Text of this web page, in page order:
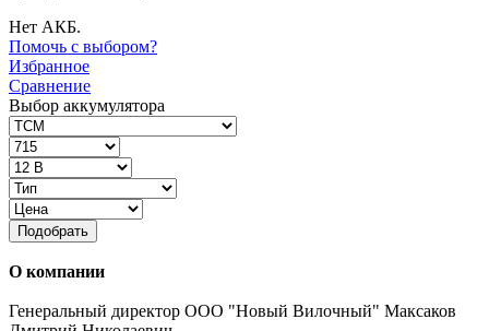
Нет АКБ.
Помочь с выбором?
Избранное
Сравнение
Выбор аккумулятора
Подобрать
О компании
Генеральный директор ООО "Новый Вилочный" Максаков